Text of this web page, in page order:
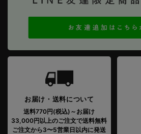
お届け・送料について
送料770円(税込)～お届け
33,000円以上のご注文で送料無料
ご注文から3〜5営業日以内に発送